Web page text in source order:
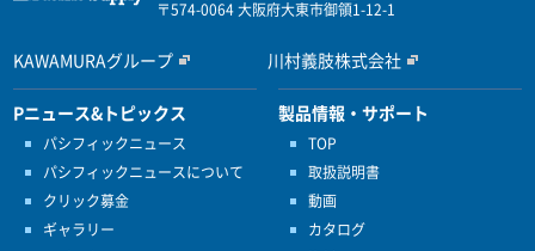
〒574-0064 大阪府大東市御領1-12-1
KAWAMURAグループ 川村義肢株式会社
Pニュース&トピックス
パシフィックニュース
パシフィックニュースについて
クリック募金
ギャラリー
製品情報・サポート
TOP
取扱説明書
動画
カタログ